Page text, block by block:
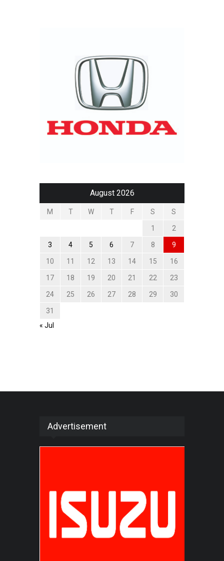
August 2026
M T W T F S S
1 2
3 4 5 6 7 8 9
10 11 12 13 14 15 16
17 18 19 20 21 22 23
24 25 26 27 28 29 30
31
« Jul
Advertisement